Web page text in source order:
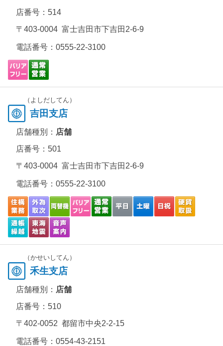
店番号：514
〒403-0004 富士吉田市下吉田2-6-9
電話番号： 0555-22-3100
（よしだしてん）
吉田支店
店舗種別： 店舗
店番号：501
〒403-0004 富士吉田市下吉田2-6-9
電話番号： 0555-22-3100
（かせいしてん）
禾生支店
店舗種別： 店舗
店番号：510
〒402-0052 都留市中央2-2-15
電話番号： 0554-43-2151